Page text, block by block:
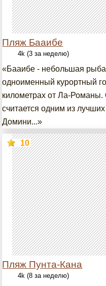
Пляж Бааибе
4k (3 за неделю)
«Бааибе - небольшая
одноименный курортный
километрах от Ла-
считается одним из
Домини...»
Пляж Пунта-Кана
10
4k (8 за неделю)